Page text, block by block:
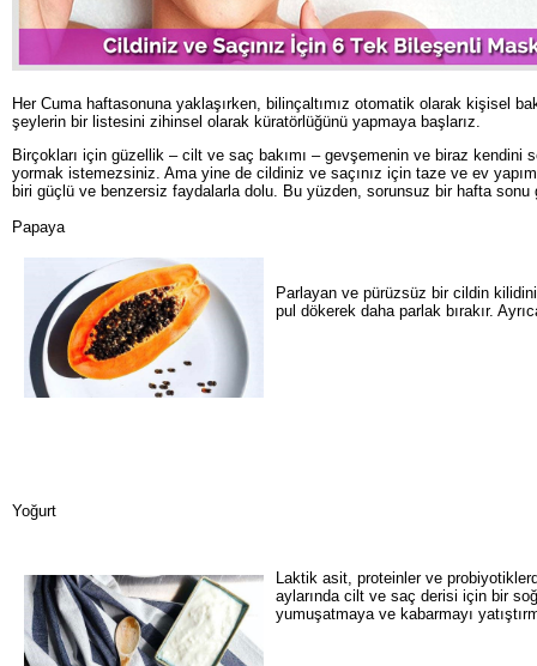
Her Cuma haftasonuna yaklaşırken, bilinçaltımız otomatik olarak kişisel
şeylerin bir listesini zihinsel olarak küratörlüğünü yapmaya başlarız.
Birçokları için güzellik – cilt ve saç bakımı – gevşemenin ve biraz kendini
yormak istemezsiniz. Ama yine de cildiniz ve saçınız için taze ve ev
biri güçlü ve benzersiz faydalarla dolu. Bu yüzden, sorunsuz bir hafta
Papaya
Parlayan ve pürüzsüz bir cildin
pul dökerek daha parlak bırakır.
Yoğurt
Laktik asit, proteinler ve
aylarında cilt ve saç derisi için bir
yumuşatmaya ve kabarmayı